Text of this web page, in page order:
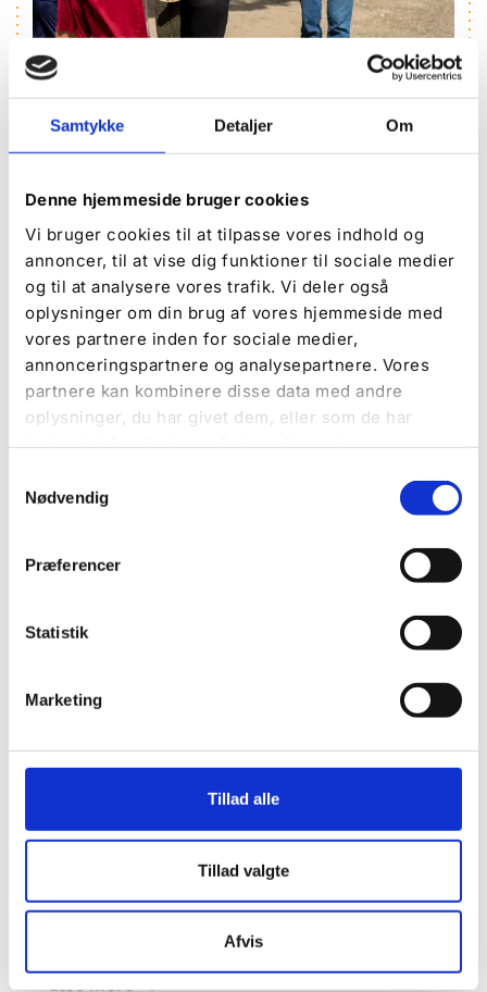
Samtykke Detaljer Om
Denne hjemmeside bruger cookies
Vi bruger cookies til at tilpasse vores indhold og
annoncer, til at vise dig funktioner til sociale medier
og til at analysere vores trafik. Vi deler også
oplysninger om din brug af vores hjemmeside med
vores partnere inden for sociale medier,
annonceringspartnere og analysepartnere. Vores
partnere kan kombinere disse data med andre
oplysninger, du har givet dem, eller som de har
indsamlet fra din brug af deres tjenester.
Nødvendig
Præferencer
Statistik
Marketing
Tillad alle
Tillad valgte
Afvis
Nyheder fra De Hvide Svaner
Camping
Nyhedsbrev, sociale medier og SMS Service?
Tilmeld dig vores services, og hold dig
orienteret om, hvad der rører sig.
Læs mere
Turistinformation
seværdigheder og oplevelser i lokalområdet.